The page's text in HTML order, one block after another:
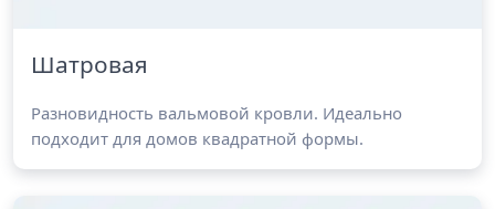
Шатровая
Разновидность вальмовой кровли. Идеально
подходит для домов квадратной формы.